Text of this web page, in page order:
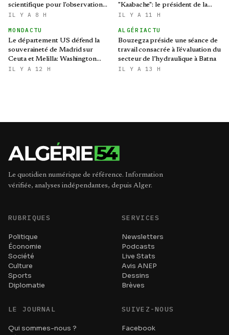
scientifique pour l'observation
de l'éclipse solaire partielle
IL Y A 8 H
"Kaabache": le président de la
République présente ses
IL Y A 11 H
MONDACTU
Le département US défend la
souveraineté de Madrid sur
Ceuta et Melilla: Washington
refroidit les ambitions
IL Y A 12 H
ALGÉRIACTU
Bouzegza préside une séance de
travail consacrée à l'évaluation du
secteur de l’hydraulique à Batna
IL Y A 13 H
Le quotidien numérique de référence. Information
vérifiée, analyses indépendantes, depuis Alger.
RUBRIQUES
Politique
Économie
Société
Culture
Sports
Diplomatie
SERVICES
Newsletters
Podcasts
Live Stats
Avis ANEP
Dessins
Brèves
LE JOURNAL
Qui sommes-nous ?
SUIVEZ-NOUS
Facebook